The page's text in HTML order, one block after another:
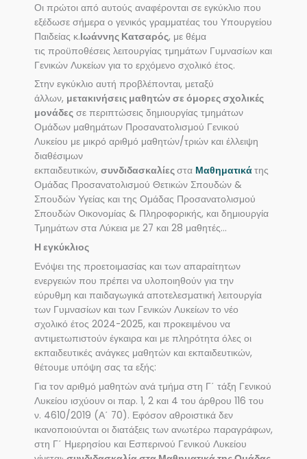
Οι πρώτοι από αυτούς αναφέρονται σε εγκύκλιο που
εξέδωσε σήμερα ο γενικός γραμματέας του Υπουργείου
Παιδείας κ.Ιωάννης Κατσαρός, με θέμα
τις προϋποθέσεις λειτουργίας τμημάτων Γυμνασίων και
Γενικών Λυκείων για το ερχόμενο σχολικό έτος.
Στην εγκύκλιο αυτή προβλέπονται, μεταξύ
άλλων, μετακινήσεις μαθητών σε όμορες σχολικές
μονάδες σε περιπτώσεις δημιουργίας τμημάτων
Ομάδων μαθημάτων Προσανατολισμού Γενικού
Λυκείου με μικρό αριθμό μαθητών/τριών και έλλειψη
διαθέσιμων
εκπαιδευτικών, συνδιδασκαλίεςστα Μαθηματικάτης
Ομάδας Προσανατολισμού Θετικών Σπουδών &
Σπουδών Υγείας και της Ομάδας Προσανατολισμού
Σπουδών Οικονομίας & Πληροφορικής, και δημιουργία
Τμημάτων στα Λύκεια με 27 και 28 μαθητές…
Η εγκύκλιος
Ενόψει της προετοιμασίας και των απαραίτητων
ενεργειών που πρέπει να υλοποιηθούν για την
εύρυθμη και παιδαγωγικά αποτελεσματική λειτουργία
των Γυμνασίων και των Γενικών Λυκείων το νέο
σχολικό έτος 2024-2025, και προκειμένου να
αντιμετωπιστούν έγκαιρα και με πληρότητα όλες οι
εκπαιδευτικές ανάγκες μαθητών και εκπαιδευτικών,
θέτουμε υπόψη σας τα εξής:
Για τον αριθμό μαθητών ανά τμήμα στη Γ΄ τάξη Γενικού
Λυκείου ισχύουν οι παρ. 1, 2 και 4 του άρθρου 116 του
ν. 4610/2019 (Α΄ 70). Εφόσον αθροιστικά δεν
ικανοποιούνται οι διατάξεις των ανωτέρω παραγράφων,
στη Γ΄ Ημερησίου και Εσπερινού Γενικού Λυκείου